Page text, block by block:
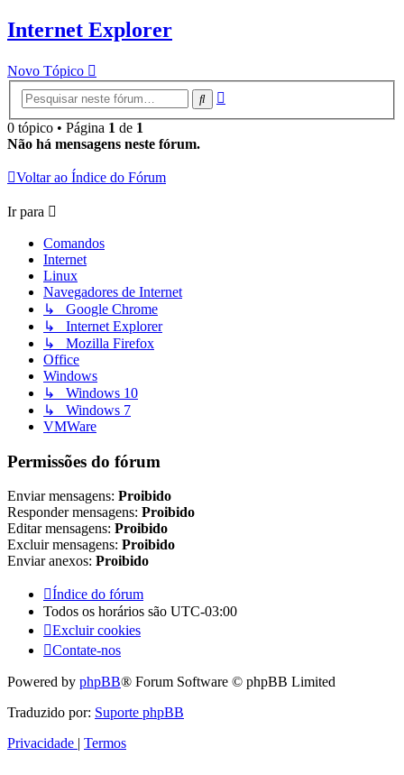
Internet Explorer
Novo Tópico
Pesquisar
0 tópico • Página 1 de 1
Não há mensagens neste fórum.
Voltar ao Índice do Fórum
Ir para
Comandos
Internet
Linux
Navegadores de Internet
↳ Google Chrome
↳ Internet Explorer
↳ Mozilla Firefox
Office
Windows
↳ Windows 10
↳ Windows 7
VMWare
Permissões do fórum
Enviar mensagens: Proibido
Responder mensagens: Proibido
Editar mensagens: Proibido
Excluir mensagens: Proibido
Enviar anexos: Proibido
Índice do fórum
Todos os horários são UTC-03:00
Excluir cookies
Contate-nos
Powered by phpBB® Forum Software © phpBB Limited
Traduzido por: Suporte phpBB
Privacidade | Termos